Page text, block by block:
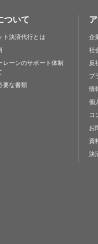
ついて
ト決済代行とは
レーンのサポート体制
要な書類
企
社
反
プ
情
個
コ
お
資
決